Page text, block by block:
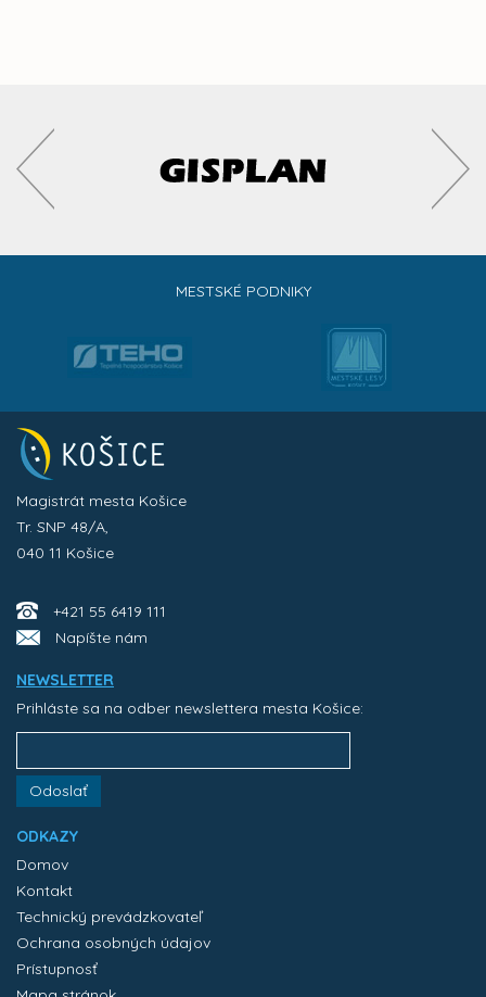
MESTSKÉ PODNIKY
Magistrát mesta Košice
Tr. SNP 48/A,
040 11 Košice
+421 55 6419 111
Napíšte nám
NEWSLETTER
Prihláste sa na odber newslettera mesta Košice:
Odoslať
ODKAZY
Domov
Kontakt
Technický prevádzkovateľ
Ochrana osobných údajov
Prístupnosť